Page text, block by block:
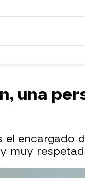
una
el encargado
muy